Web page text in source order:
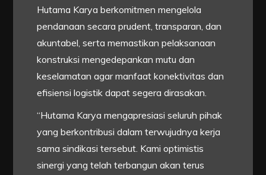
Hutama Karya berkomitmen mengelola
pendanaan secara prudent, transparan, dan
akuntabel, serta memastikan pelaksanaan
konstruksi mengedepankan mutu dan
keselamatan agar manfaat konektivitas dan
efisiensi logistik dapat segera dirasakan.
“Hutama Karya mengapresiasi seluruh pihak
yang berkontribusi dalam terwujudnya kerja
sama sindikasi tersebut. Kami optimistis
sinergi yang telah terbangun akan terus